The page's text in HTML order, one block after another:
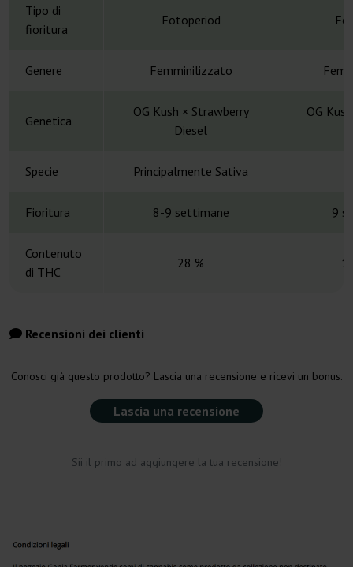
Tipo di
fioritura
Fotoperiod
Genere Femminilizzato
Genetica
OG Kush × Strawberry
Diesel
OG
Specie Principalmente Sativa
Fioritura 8-9 settimane 9
Contenuto
di THC
28 %
Recensioni dei clienti
Conosci già questo prodotto? Lascia una recensione e ricevi un bonus.
Lascia una recensione
Sii il primo ad aggiungere la tua recensione!